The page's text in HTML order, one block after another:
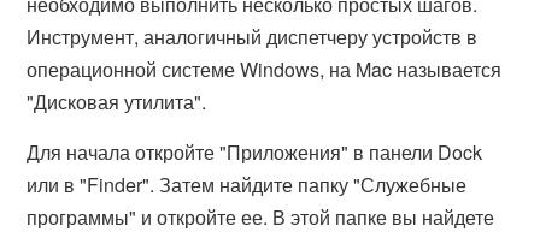
Инструмент, аналогичный диспетчеру устройств в
операционной системе Windows, на Mac называется
"Дисковая утилита".
Для начала откройте "Приложения" в панели Dock
или в "Finder". Затем найдите папку "Служебные
программы" и откройте ее. В этой папке вы найдете